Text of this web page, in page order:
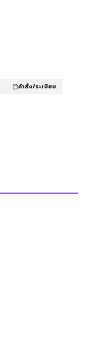
คำสั่ง/ระเบียบ